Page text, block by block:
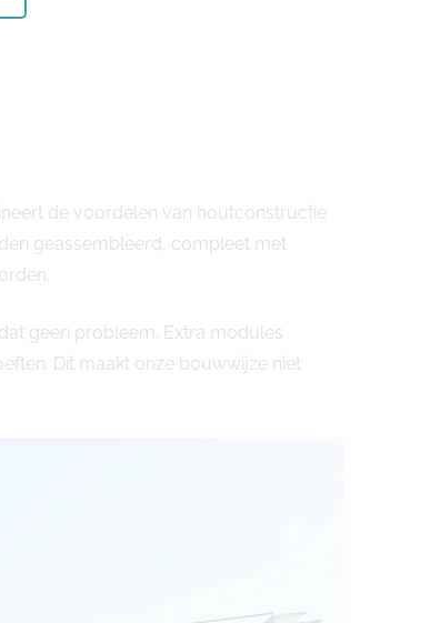
de voordelen van houtconstructie
geassembleerd, compleet met
geen probleem. Extra modules
Dit maakt onze bouwwijze niet